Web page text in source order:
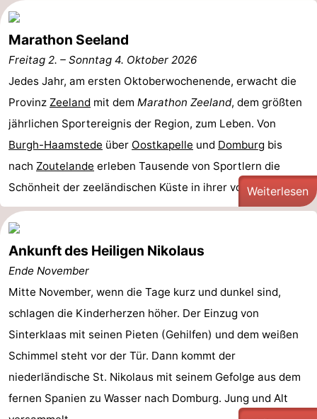
Marathon Seeland
Freitag 2. – Sonntag 4. Oktober 2026
Jedes Jahr, am ersten Oktoberwochenende, erwacht die
Provinz Zeeland mit dem Marathon Zeeland, dem größten
jährlichen Sportereignis der Region, zum Leben. Von
Burgh-Haamstede über Oostkapelle und Domburg bis
nach Zoutelande erleben Tausende von Sportlern die
Schönheit der zeeländischen Küste in ihrer vollen ...Weiterlesen
Ankunft des Heiligen Nikolaus
Ende November
Mitte November, wenn die Tage kurz und dunkel sind,
schlagen die Kinderherzen höher. Der Einzug von
Sinterklaas mit seinen Pieten (Gehilfen) und dem weißen
Schimmel steht vor der Tür. Dann kommt der
niederländische St. Nikolaus mit seinem Gefolge aus dem
fernen Spanien zu Wasser nach Domburg. Jung und Alt